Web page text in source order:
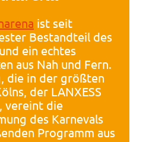
ist seit
Bestandteil des
ein echtes
aus Nah und Fern.
die in der größten
der LANXESS
vereint die
des Karnevals
Programm aus